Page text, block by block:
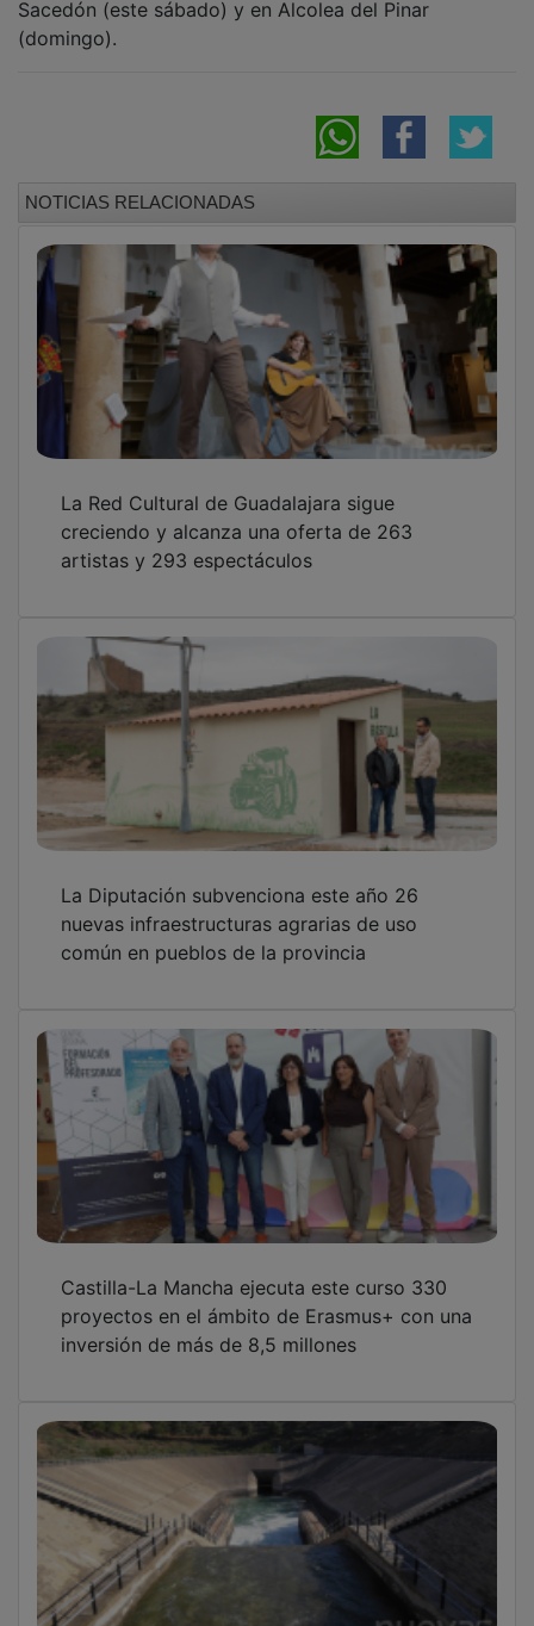
(domingo).
creciendo y alcanza una oferta de 263
artistas y 293 espectáculos
nuevas infraestructuras agrarias de uso
común en pueblos de la provincia
proyectos en el ámbito de Erasmus+ con una
inversión de más de 8,5 millones